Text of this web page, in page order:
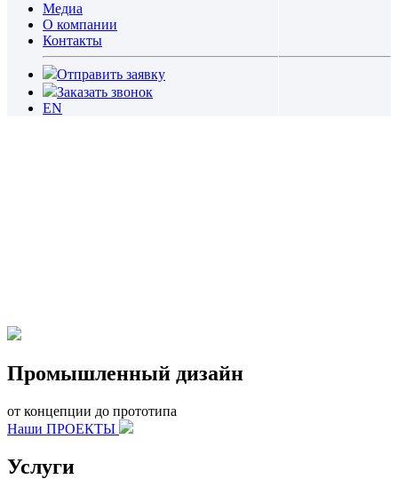
Медиа
О компании
Контакты
Отправить заявку
Заказать звонок
EN
Промышленный дизайн
от концепции до прототипа
Наши ПРОЕКТЫ
Услуги